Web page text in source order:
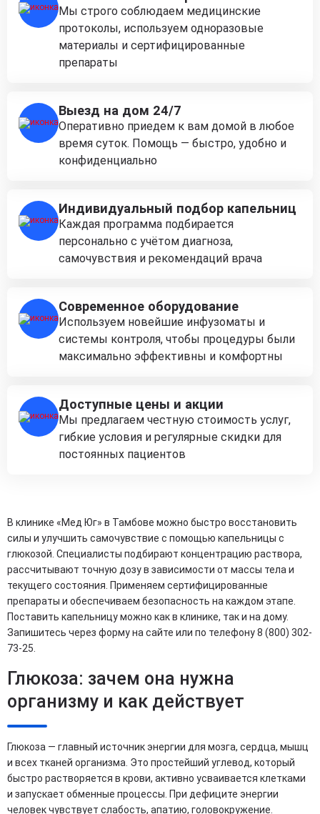
Мы строго соблюдаем медицинские
протоколы, используем одноразовые
материалы и сертифицированные
препараты
Выезд на дом 24/7
Оперативно приедем к вам домой в любое
время суток. Помощь — быстро, удобно и
конфиденциально
Индивидуальный подбор капельниц
Каждая программа подбирается
персонально с учётом диагноза,
самочувствия и рекомендаций врача
Современное оборудование
Используем новейшие инфузоматы и
системы контроля, чтобы процедуры были
максимально эффективны и комфортны
Доступные цены и акции
Мы предлагаем честную стоимость услуг,
гибкие условия и регулярные скидки для
постоянных пациентов
В клинике «Мед Юг» в Тамбове можно быстро восстановить
силы и улучшить самочувствие с помощью капельницы с
глюкозой. Специалисты подбирают концентрацию раствора,
рассчитывают точную дозу в зависимости от массы тела и
текущего состояния. Применяем сертифицированные
препараты и обеспечиваем безопасность на каждом этапе.
Поставить капельницу можно как в клинике, так и на дому.
Запишитесь через форму на сайте или по телефону 8 (800) 302-
73-25.
Глюкоза: зачем она нужна
организму и как действует
Глюкоза — главный источник энергии для мозга, сердца, мышц
и всех тканей организма. Это простейший углевод, который
быстро растворяется в крови, активно усваивается клетками
и запускает обменные процессы. При дефиците энергии
человек чувствует слабость, апатию, головокружение.